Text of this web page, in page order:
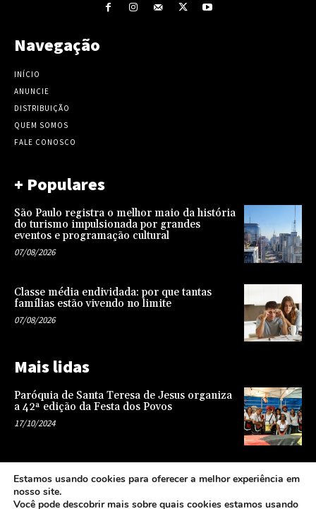
Navegação
INÍCIO
ANUNCIE
DISTRIBUIÇÃO
QUEM SOMOS
FALE CONOSCO
+ Populares
São Paulo registra o melhor maio da história
do turismo impulsionada por grandes
eventos e programação cultural
07/08/2026
Classe média endividada: por que tantas
famílias estão vivendo no limite
07/08/2026
Mais lidas
Paróquia de Santa Teresa de Jesus organiza
a 42ª edição da Festa dos Povos
17/10/2024
Representatividade na infância: o papel da
escola na formação de uma sociedade mais
justa e equitativa
Estamos usando cookies para oferecer a melhor experiência em
nosso site.
Você pode descobrir mais sobre quais cookies estamos usando